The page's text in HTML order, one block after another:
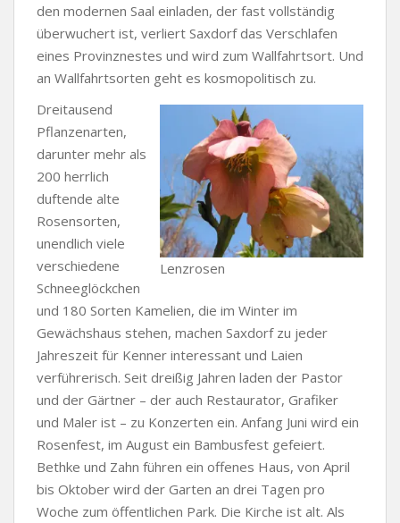
den modernen Saal einladen, der fast vollständig
überwuchert ist, verliert Saxdorf das Verschlafen
eines Provinznestes und wird zum Wallfahrtsort. Und
an Wallfahrtsorten geht es kosmopolitisch zu.
Lenzrosen
Dreitausend
Pflanzenarten,
darunter mehr als
200 herrlich
duftende alte
Rosensorten,
unendlich viele
verschiedene
Schneeglöckchen
und 180 Sorten Kamelien, die im Winter im
Gewächshaus stehen, machen Saxdorf zu jeder
Jahreszeit für Kenner interessant und Laien
verführerisch. Seit dreißig Jahren laden der Pastor
und der Gärtner – der auch Restaurator, Grafiker
und Maler ist – zu Konzerten ein. Anfang Juni wird ein
Rosenfest, im August ein Bambusfest gefeiert.
Bethke und Zahn führen ein offenes Haus, von April
bis Oktober wird der Garten an drei Tagen pro
Woche zum öffentlichen Park. Die Kirche ist alt. Als